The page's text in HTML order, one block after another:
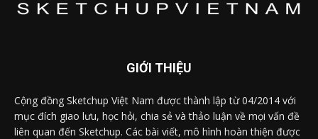
GIỚI THIỆU
Cộng đồng Sketchup Việt Nam được thành lập từ 04/2014 với
mục đích giao lưu, học hỏi, chia sẻ và thảo luận về mọi vấn đề
liên quan đến Sketchup. Các bài viết, mô hình hoàn thiện được